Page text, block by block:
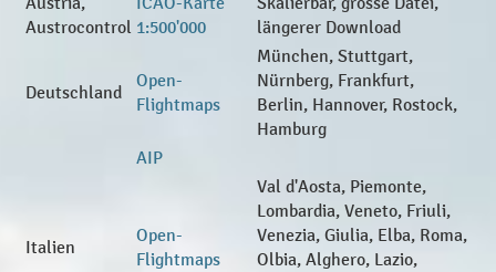
Austrocontrol 1:500'000
längerer Download
Deutschland
Open-
Flightmaps
München, Stuttgart,
Nürnberg, Frankfurt,
Berlin, Hannover, Rostock,
Hamburg
AIP
Italien
Open-
Flightmaps
Val d'Aosta, Piemonte,
Lombardia, Veneto, Friuli,
Venezia, Giulia, Elba, Roma,
Olbia, Alghero, Lazio,